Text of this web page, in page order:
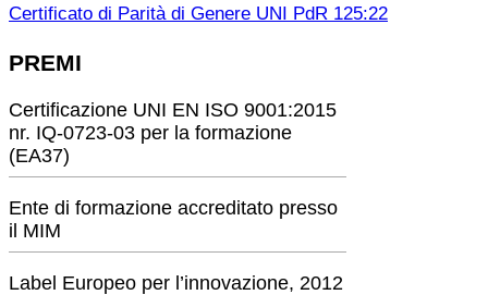
Certificato di Parità di Genere UNI PdR 125:22
PREMI
Certificazione UNI EN ISO 9001:2015
nr. IQ-0723-03 per la formazione
(EA37)
Ente di formazione accreditato presso
il MIM
Label Europeo per l’innovazione, 2012